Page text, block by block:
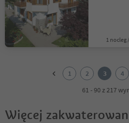
1 nocleg
6
7
1 2 3 4
61 - 90 z 217
Więcej